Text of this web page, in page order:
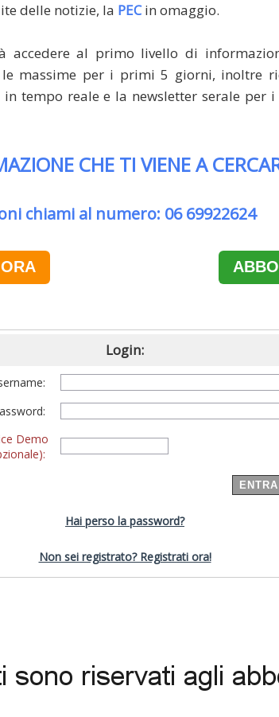
delle notizie, la PECin omaggio.
accedere al primo livello di
massime per i primi 5 giorni, inoltre
tempo reale e la newsletter serale per
CHE TI VIENE A
chiami al numero: 06 69922624
Login:
Demo
Hai perso la password?
Non sei registrato? Registrati ora!